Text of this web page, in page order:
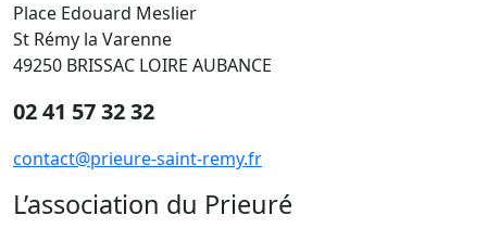
Place Edouard Meslier
St Rémy la Varenne
49250 BRISSAC LOIRE AUBANCE
02 41 57 32 32
contact@prieure-saint-remy.fr
L’association du Prieuré